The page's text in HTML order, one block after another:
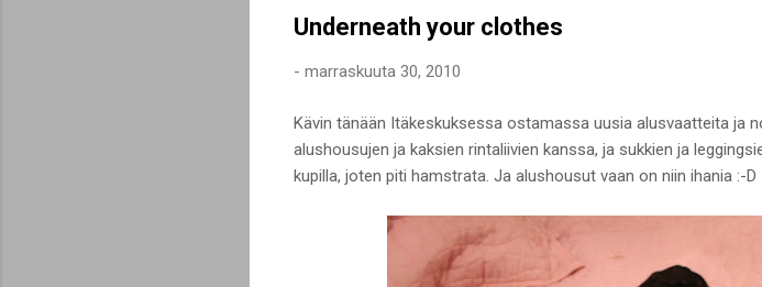
Underneath your clothes
- marraskuuta 30, 2010
Kävin tänään Itäkeskuksessa ostamassa uusia alusvaatteita ja
alushousujen ja kaksien rintaliivien kanssa, ja sukkien ja
kupilla, joten piti hamstrata. Ja alushousut vaan on niin ihania :-D